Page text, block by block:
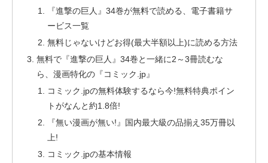
『進撃の巨人』34巻が無料で読める、電子書籍サ
ービス一覧
無料じゃないけどお得(最大半額以上)に読める方法
無料で『進撃の巨人』34巻と一緒に2～3冊読むな
ら、漫画特化の『コミック.jp』
コミック.jpの無料体験するなら今!無料特典ポイン
トがなんと約1.8倍!
『無い漫画が無い!』国内最大級の品揃え35万冊以
上!
コミック.jpの基本情報